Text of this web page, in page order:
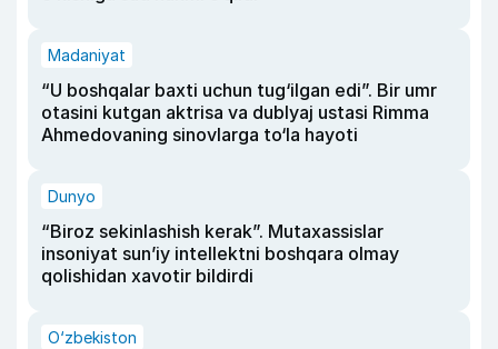
Madaniyat
“U boshqalar baxti uchun tug‘ilgan edi”. Bir umr
otasini kutgan aktrisa va dublyaj ustasi Rimma
Ahmedovaning sinovlarga to‘la hayoti
Dunyo
“Biroz sekinlashish kerak”. Mutaxassislar
insoniyat sun’iy intellektni boshqara olmay
qolishidan xavotir bildirdi
O‘zbekiston